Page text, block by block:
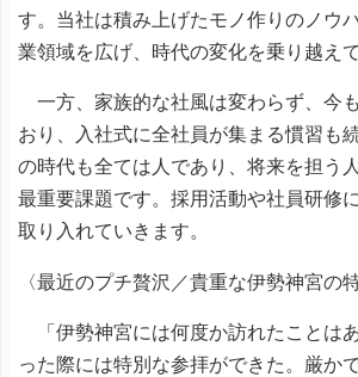
す。当社は積み上げたモノ作りのノウ
業領域を広げ、時代の変化を乗り越え
一方、家族的な社風は変わらず、今
おり、入社式に全社員が集まる慣習も
の時代も全ては人であり、将来を担う
最重要課題です。採用活動や社員研修
取り入れていきます。
〈最近のプチ贅沢／貴重な伊勢神宮の
「伊勢神宮には何度か訪れたことは
った際には特別な参拝ができた。厳か